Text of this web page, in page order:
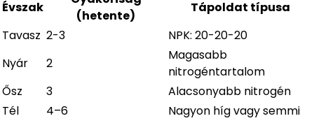
Évszak
(hetente)
Tápoldat típusa
Tavasz 2-3
NPK: 20-20-20
Nyár
2
Magasabb
nitrogéntartalom
Ősz
3
Alacsonyabb nitrogén
Tél
4–6 Nagyon híg vagy semmi